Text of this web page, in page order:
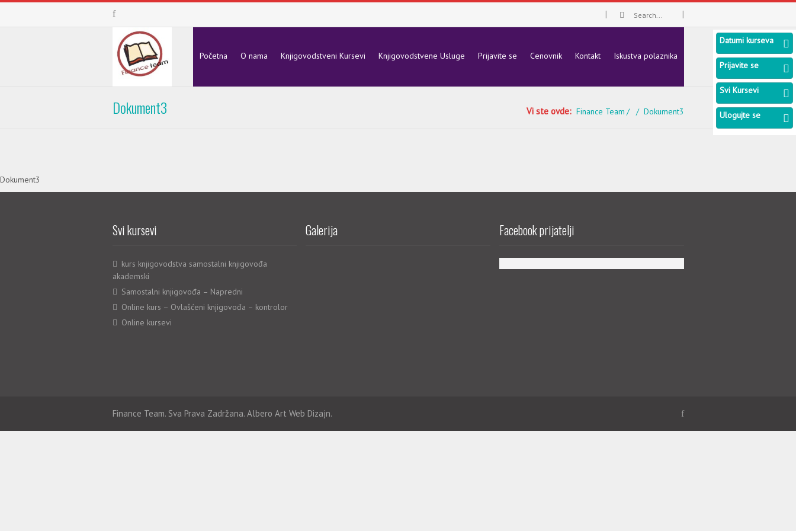
Početna O nama Knjigovodstveni Kursevi Knjigovodstvene Usluge Prijavite se Cenovnik Kontakt Iskustva polaznika
Dokument3 Vi ste ovde: Finance Team Dokument3
Dokument3
Svi kursevi
kurs knjigovodstva samostalni knjigovođa
akademski
Samostalni knjigovođa – Napredni
Online kurs – Ovlašćeni knjigovođa – kontrolor
Online kursevi
Galerija Facebook prijatelji
Finance Team. Sva Prava Zadržana. Albero Art Web Dizajn.
Datumi kurseva
Prijavite se
Svi Kursevi
Ulogujte se